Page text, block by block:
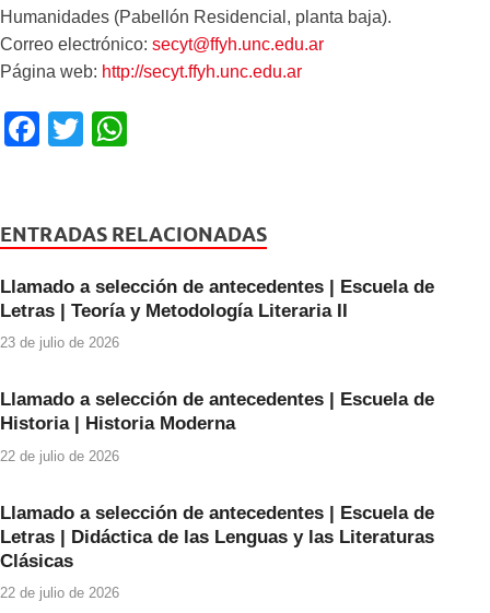
Humanidades (Pabellón Residencial, planta baja).
Correo electrónico: secyt@ffyh.unc.edu.ar
Página web: http://secyt.ffyh.unc.edu.ar
F
e
o
o
T
er s
p
ENTRADAS RELACIONADAS
Llamado a selección de antecedentes | Escuela de
Letras | Teoría y Metodología Literaria II
23 de julio de 2026
Llamado a selección de antecedentes | Escuela de
Historia | Historia Moderna
22 de julio de 2026
Llamado a selección de antecedentes | Escuela de
Letras | Didáctica de las Lenguas y las Literaturas
Clásicas
22 de julio de 2026